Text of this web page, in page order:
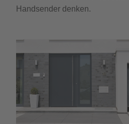
Handsender denken.